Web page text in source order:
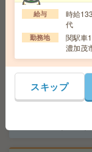
給 与
交通費 ■ 交通費規定
勤務地 【大垣市】大
大垣駅・荒尾(岐阜県
＼来社不要／単
給 与 時給1,500円
【大垣市】
大垣駅・荒尾(岐阜県)
給与
時給
代
勤務地
関駅車
濃加茂
す！（
もOK）
スキップ